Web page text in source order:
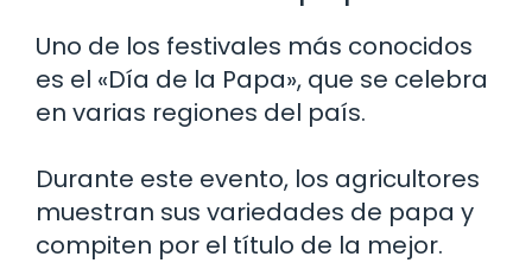
Uno de los festivales más conocidos
es el «Día de la Papa», que se celebra
en varias regiones del país.
Durante este evento, los agricultores
muestran sus variedades de papa y
compiten por el título de la mejor.